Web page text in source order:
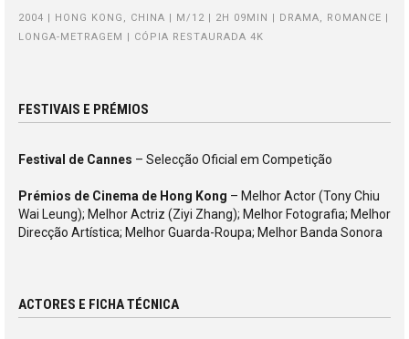
2004 | HONG KONG, CHINA | M/12 | 2H 09MIN | DRAMA, ROMANCE |
LONGA-METRAGEM | CÓPIA RESTAURADA 4K
FESTIVAIS E PRÉMIOS
Festival de Cannes – Selecção Oficial em Competição
Prémios de Cinema de Hong Kong – Melhor Actor (Tony Chiu
Wai Leung); Melhor Actriz (Ziyi Zhang); Melhor Fotografia; Melhor
Direcção Artística; Melhor Guarda-Roupa; Melhor Banda Sonora
ACTORES E FICHA TÉCNICA